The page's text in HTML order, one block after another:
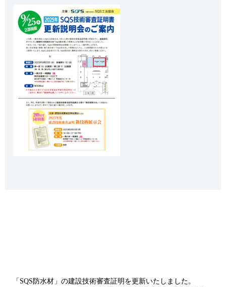
「SQS防水材」の建設技術審査証明を更新いたしました。